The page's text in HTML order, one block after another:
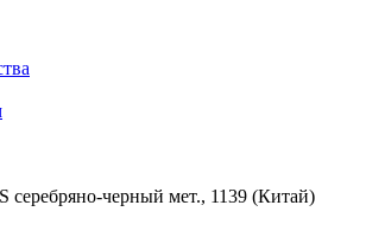
серебряно-черный мет., 1139 (Китай)